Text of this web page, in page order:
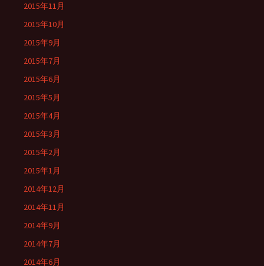
2015年11月
2015年10月
2015年9月
2015年7月
2015年6月
2015年5月
2015年4月
2015年3月
2015年2月
2015年1月
2014年12月
2014年11月
2014年9月
2014年7月
2014年6月